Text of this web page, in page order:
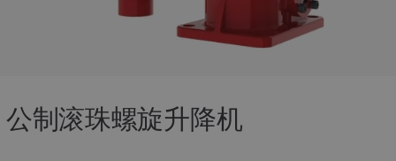
公制滚珠螺旋升降机